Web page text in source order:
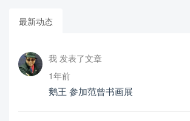
最新动态
我 发表了文章
1年前
鹅王 参加范曾书画展